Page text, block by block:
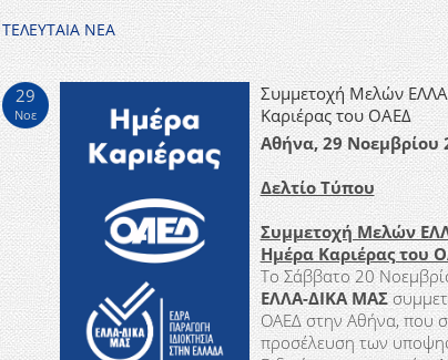
ΤΕΛΕΥΤΑΙΑ ΝΕΑ
29
Νοε
Συμμετοχή Μελών
Καριέρας του ΟΑΕΔ
Αθήνα, 29 Νοεμβρίου
Δελτίο Τύπου
Συμμετοχή Μελών
Ημέρα Καριέρας του
Το Σάββατο 20
ΕΛΛΑ-ΔΙΚΑ ΜΑΣ
ΟΑΕΔ στην Αθήνα, που
προσέλευση των